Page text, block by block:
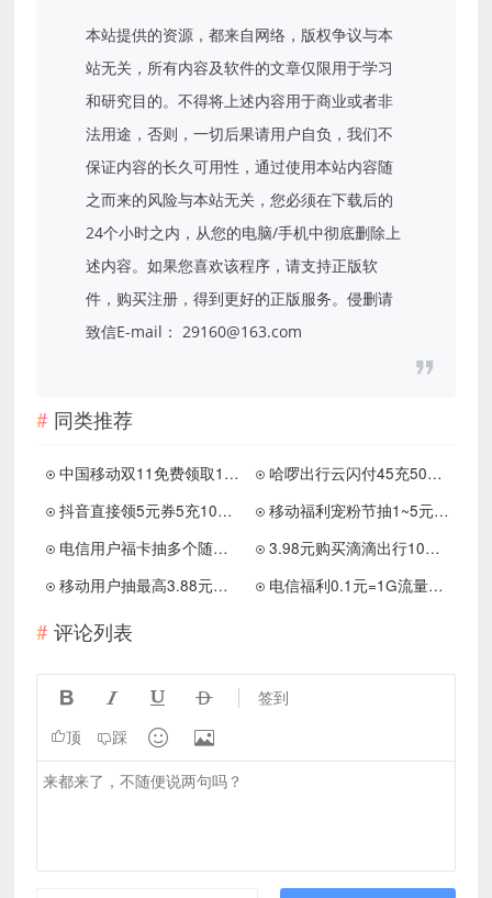
本站提供的资源，都来自网络，版权争议与本
站无关，所有内容及软件的文章仅限用于学习
和研究目的。不得将上述内容用于商业或者非
法用途，否则，一切后果请用户自负，我们不
保证内容的长久可用性，通过使用本站内容随
之而来的风险与本站无关，您必须在下载后的
24个小时之内，从您的电脑/手机中彻底删除上
述内容。如果您喜欢该程序，请支持正版软
件，购买注册，得到更好的正版服务。侵删请
致信E-mail： 29160@163.com
同类推荐
中国移动双11免费领取1GB流量 打卡5次兑换5元话费
哈啰出行云闪付45充50元话费
抖音直接领5元券5充10元话费
移动福利宠粉节抽1~5元话费
电信用户福卡抽多个随机话费
3.98元购买滴滴出行10张5元无门槛券
移动用户抽最高3.88元话费券
电信福利0.1元=1G流量30分钟国内通话
评论列表
    签到
顶 踩  